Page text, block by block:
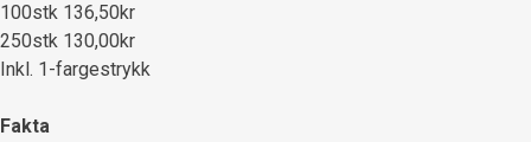
100stk 136,50kr
250stk 130,00kr
Inkl. 1-fargestrykk
Fakta